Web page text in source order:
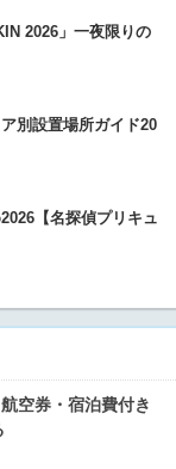
2026」一夜限りの
別設置場所ガイド20
【名探偵プリキュ
空券・宿泊費付き